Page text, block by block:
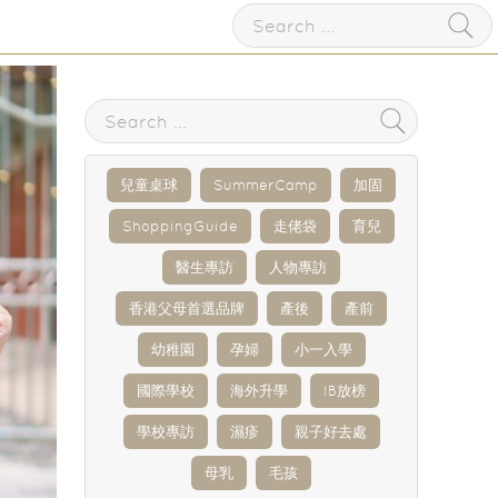
兒童桌球 SummerCamp 加固
ShoppingGuide 走佬袋 育兒
醫生專訪 人物專訪
香港父母首選品牌 產後 產前
幼稚園 孕婦 小一入學
國際學校 海外升學 IB放榜
學校專訪 濕疹 親子好去處
母乳 毛孩